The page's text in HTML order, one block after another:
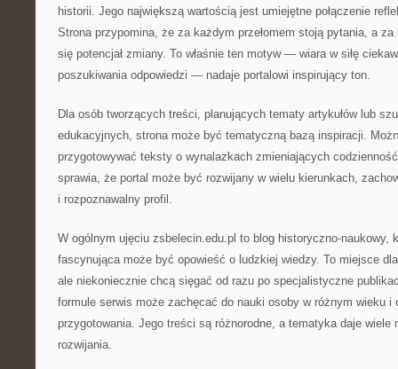
historii. Jego największą wartością jest umiejętne połączenie
Strona przypomina, że za każdym przełomem stoją pytania, a
się potencjał zmiany. To właśnie ten motyw — wiara w siłę
poszukiwania odpowiedzi — nadaje portalowi inspirujący ton.
Dla osób tworzących treści, planujących tematy artykułów lub
edukacyjnych, strona może być tematyczną bazą inspiracji.
przygotowywać teksty o wynalazkach zmieniających
sprawia, że portal może być rozwijany w wielu kierunkach,
i rozpoznawalny profil.
W ogólnym ujęciu zsbelecin.edu.pl to blog historyczno-naukowy,
fascynująca może być opowieść o ludzkiej wiedzy. To miejsce
ale niekoniecznie chcą sięgać od razu po specjalistyczne
formule serwis może zachęcać do nauki osoby w różnym wieku i
przygotowania. Jego treści są różnorodne, a tematyka daje wiele
rozwijania.